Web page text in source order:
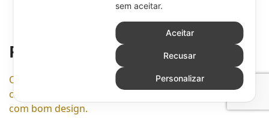
Paginação
Organizamos e paginamos o teu conteúdo com rigor e
criatividade — do início ao fim, tudo no sítio certo e
com bom design.
sem aceitar.
Aceitar
Recusar
Personalizar